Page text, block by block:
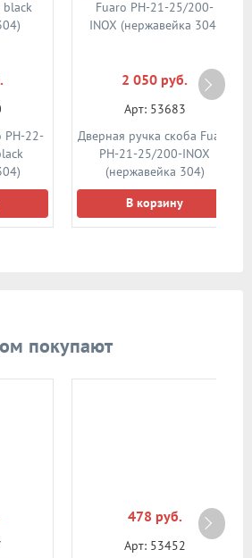
PH-22-
2 050 руб.
Арт: 53683
Дверная ручка скоба Fuaro
PH-21-25/200-INOX
(нержавейка 304)
В корзину
покупают
478 руб.
Арт: 53452